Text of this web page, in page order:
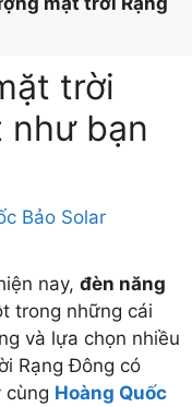
trời
như bạn
Bảo Solar
nay, đèn năng
trong những cái
và lựa chọn nhiều
Rạng Đông có
cùng Hoàng Quốc